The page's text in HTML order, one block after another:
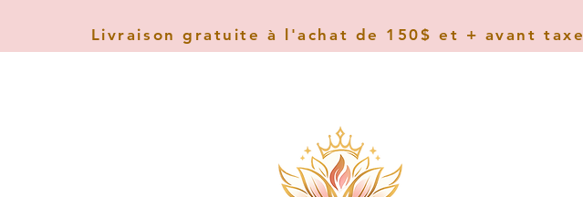
Livraison gratuite à l'achat de 150$ et + avant taxe